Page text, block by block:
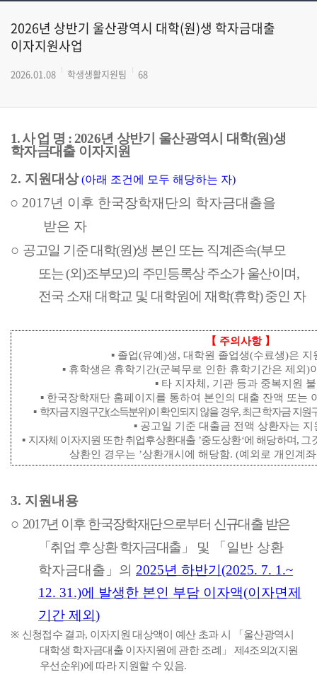
2026년 상반기 울산광역시 대학(원)생 학자금대출
이자지원사업
2026.01.08 학생생활지원팀 68
1.사 업 명 :2026년 상반기 울산광역시 대학(원)생
학자금대출 이자지원
2. 지원대상 (아래 조건에 모두 해당하는 자)
○ 2017년 이후 한국장학재단의 학자금대출을
받은 자
○ 공고일 기준 대학(원)생 본인 또는 직계존속(부모
또는(외)조부모)의 주민등록상 주소가 울산이며,
전국 소재 대학교 및 대학원에 재학(휴학)중인 자
【 주의사항 】
▪ 졸업(유예 )생, 대학원 졸업생(수료생)은 지
▪ 휴학생은 휴학기간(군복무로 인한 휴학기간은 제외 )
▪ 타 지자체 , 기관 등과 중복지원
▪ 한국장학재단 홈페이지를 통하여 본인의 대출 잔액 또는
▪ 학자금 지원구간(소득분위)이 확인되지 않을 경우,최근 학자금 지원
▪ 공고일 기준 대출금 전액 상환자는 지
▪ 지자체 이자지원 또한 취업후상환대출 ’중도상환‘에 해당하며, 그
상환인 경우는 ’상환개시에 해당함. (예외로 개인계
3. 지원내용
○ 2017년 이후 한국장학재단으로부터 신규대출 받은
「 취업 후 상환 학자금대출」 및 「 일반 상환
학자금대출 」 의 2025년 하반기 (2025. 7. 1.~
12. 31.)에 발생한 본인 부담 이자액(이자면제
기간 제외 )
※ 신청접수 결과, 이자지원 대상액이 예산 초과 시 「 울산광역시
대학생 학자금대출 이자지원에 관한 조례
」 제4조의 2(지원
우선순위)에 따라 지원할 수 있음.